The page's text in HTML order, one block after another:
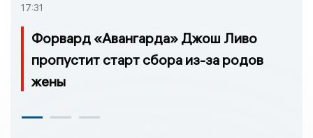
17:31
Форвард «Авангарда» Джош Ливо
пропустит старт сбора из-за родов
жены